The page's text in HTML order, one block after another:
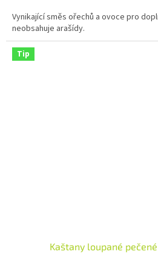
Vynikající směs ořechů a ovoce pro
neobsahuje arašídy.
Tip
Kaštany loupané